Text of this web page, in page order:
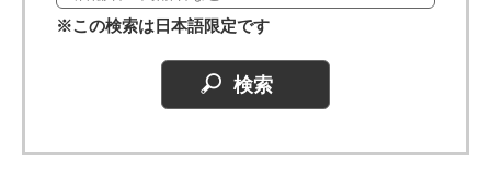
※この検索は日本語限定です